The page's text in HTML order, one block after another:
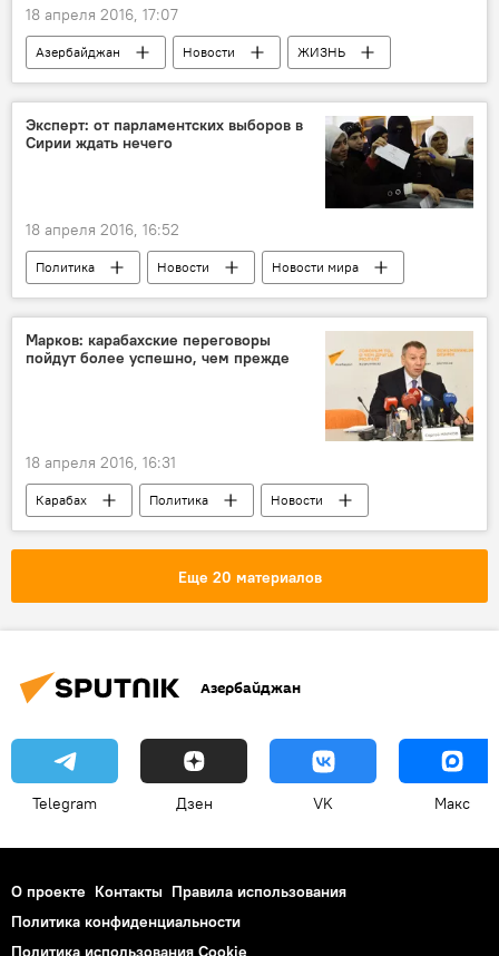
18 апреля 2016, 17:07
Азербайджан Новости ЖИЗНЬ
Эксперт: от парламентских выборов в
Сирии ждать нечего
18 апреля 2016, 16:52
Политика Новости Новости мира
Марков: карабахские переговоры
пойдут более успешно, чем прежде
18 апреля 2016, 16:31
Карабах Политика
Новости
Россия
Эскалация Карабахского конфликта
Еще 20 материалов
Азербайджан
Telegram Дзен VK Макс
О проекте Контакты Правила использования
Политика конфиденциальности